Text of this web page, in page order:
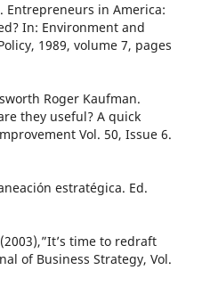
Entrepreneurs in America:
In: Environment and
1989, volume 7, pages
Roger Kaufman.
they useful? A quick
Vol. 50, Issue 6.
estratégica. Ed.
time to redraft
of Business Strategy, Vol.